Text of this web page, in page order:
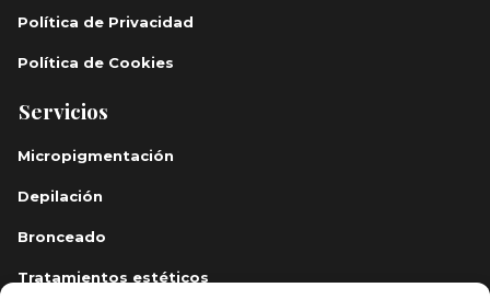
Política de Privacidad
Política de Cookies
Servicios
Micropigmentación
Depilación
Bronceado
Tratamientos estéticos